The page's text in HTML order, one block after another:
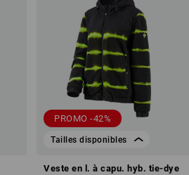
PROMO -42%
Tailles disponibles
Veste en l. à capu. hyb. tie-dye